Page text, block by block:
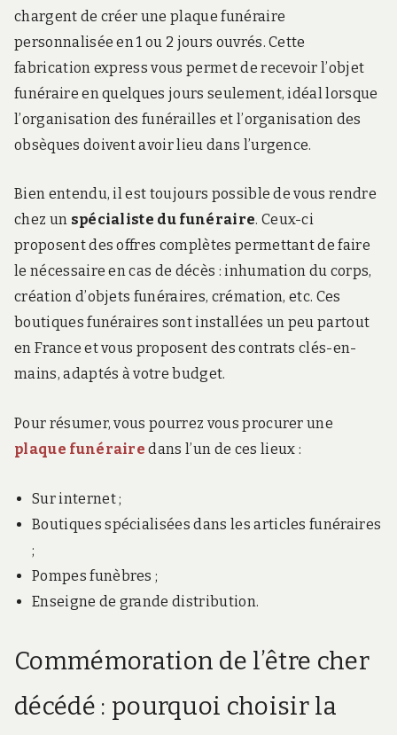
chargent de créer une plaque funéraire
personnalisée en 1 ou 2 jours ouvrés. Cette
fabrication express vous permet de recevoir l’objet
funéraire en quelques jours seulement, idéal lorsque
l’organisation des funérailles et l’organisation des
obsèques doivent avoir lieu dans l’urgence.
Bien entendu, il est toujours possible de vous rendre
chez un spécialiste du funéraire. Ceux-ci
proposent des offres complètes permettant de faire
le nécessaire en cas de décès : inhumation du corps,
création d’objets funéraires, crémation, etc. Ces
boutiques funéraires sont installées un peu partout
en France et vous proposent des contrats clés-en-
mains, adaptés à votre budget.
Pour résumer, vous pourrez vous procurer une
plaque funéraire dans l’un de ces lieux :
Sur internet ;
Boutiques spécialisées dans les articles funéraires
;
Pompes funèbres ;
Enseigne de grande distribution.
Commémoration de l’être cher
décédé : pourquoi choisir la